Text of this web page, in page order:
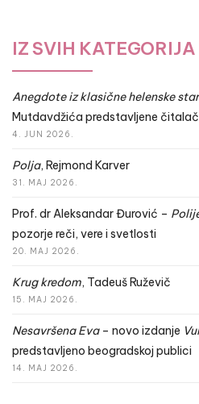
IZ SVIH KATEGORIJA
Anegdote iz klasične helenske
Mutdavdžića predstavljene
4. JUN 2026.
Polja, Rejmond Karver
31. MAJ 2026.
Prof. dr Aleksandar Đurović –
pozorje reči, vere i svetlosti
20. MAJ 2026.
Krug kredom, Tadeuš Ruževič
15. MAJ 2026.
Nesavršena Eva– novo izdanje
predstavljeno beogradskoj publici
14. MAJ 2026.